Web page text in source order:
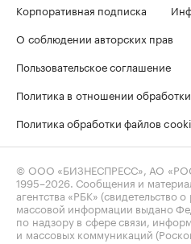
Корпоративная подписка
О соблюдении авторских прав
Пользовательское соглашение
Политика в отношении
Политика обработки файлов
© ООО «БИЗНЕСПРЕСС», АО
1995–2026 . Сообщения и
агентства «РБК» (свидетельство
массовой информации выдано
по надзору в сфере связи,
и массовых коммуникаций